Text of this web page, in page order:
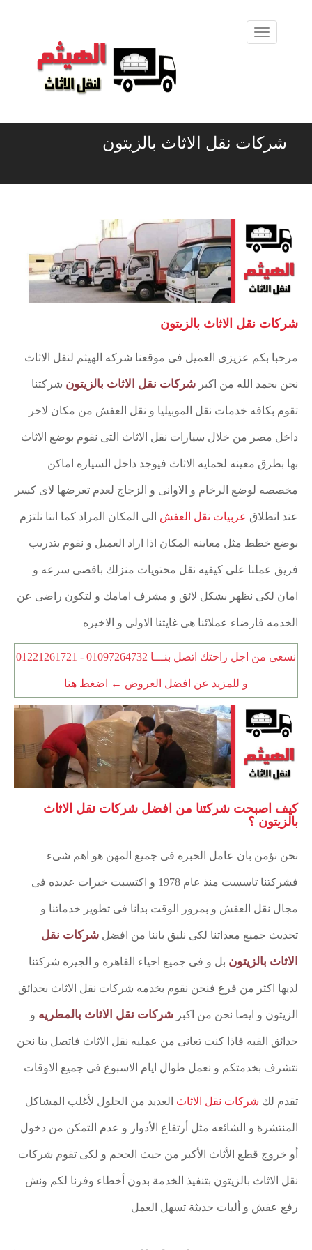
شركات نقل الاثاث بالزيتون
شركات نقل الاثاث بالزيتون
مرحبا بكم عزيزى العميل فى موقعنا شركه الهيثم لنقل الاثاث
نحن بحمد الله من اكبر شركات نقل الاثاث بالزيتون شركتنا
تقوم بكافه خدمات نقل الموبيليا و نقل العفش من مكان لاخر
داخل مصر من خلال سيارات نقل الاثاث التى نقوم بوضع الاثاث
بها بطرق معينه لحمايه الاثاث فيوجد داخل السياره اماكن
مخصصه لوضع الرخام و الاوانى و الزجاج لعدم تعرضها لاى كسر
عند انطلاق عربيات نقل العفش الى المكان المراد كما اننا نلتزم
بوضع خطط مثل معاينه المكان اذا اراد العميل و نقوم بتدريب
فريق عملنا على كيفيه نقل محتويات منزلك باقصى سرعه و
امان لكى نظهر بشكل لائق و مشرف امامك و لتكون راضى عن
الخدمه فارضاء عملائنا هى غايتنا الاولى و الاخيره
نسعى من اجل راحتك اتصل بنـــا 01097264732 - 01221261721
و للمزيد عن افضل العروض ← اضغط هنا
كيف اصبحت شركتنا من افضل شركات نقل الاثاث
بالزيتون ؟
نحن نؤمن بان عامل الخبره فى جميع المهن هو اهم شىء
فشركتنا تاسست منذ عام 1978 و اكتسبت خبرات عديده فى
مجال نقل العفش و بمرور الوقت بدانا فى تطوير خدماتنا و
تحديث جميع معداتنا لكى نليق باننا من افضل شركات نقل
الاثاث بالزيتون بل و فى جميع احياء القاهره و الجيزه شركتنا
لديها اكثر من فرع فنحن نقوم بخدمه شركات نقل الاثاث بحدائق
الزيتون و ايضا نحن من اكبر شركات نقل الاثاث بالمطريه و
حدائق القبه فاذا كنت تعانى من عمليه نقل الاثاث فاتصل بنا نحن
نتشرف بخدمتكم و نعمل طوال ايام الاسبوع فى جميع الاوقات
تقدم لك شركات نقل الاثاث العديد من الحلول لأغلب المشاكل
المنتشرة و الشائعه مثل أرتفاع الأدوار و عدم التمكن من دخول
أو خروج قطع الأثاث الأكبر من حيث الحجم و لكى تقوم شركات
نقل الاثاث بالزيتون بتنفيذ الخدمة بدون أخطاء وفرنا لكم ونش
رفع عفش و أليات حديثة تسهل العمل